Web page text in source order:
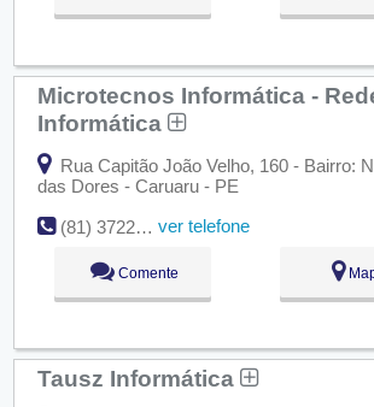
Microtecnos Informática -
Informática
Rua Capitão João Velho, 160 - Bairro:
das Dores - Caruaru - PE
(81) 3722-4599
ver telefone
Comente
Tausz Informática